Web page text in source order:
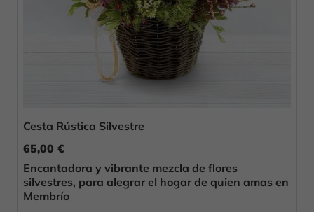
Cesta Rústica Silvestre
65,00 €
Encantadora y vibrante mezcla de flores
silvestres, para alegrar el hogar de quien amas en
Membrío